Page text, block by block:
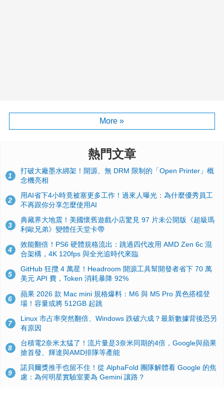
More »
熱門文章
1
打破大廠墨水綁架！開源、無 DRM 限制的「Open Printer」概
念機亮相
2
用AI省下4小時竟被塞更多工作！過來人曝光：為什麼優秀員工
不再跟你分享怎麼使用AI
3
典藏界大地震！美國懷舊遊戲小店驚見 97 片未公開版《超級瑪
利歐兄弟》變體任天堂卡帶
4
效能翻倍！PS6 硬體規格流出：跳過四代改用 AMD Zen 6c 混
合架構，4K 120fps 與全光追時代來臨
5
GitHub 狂攬 4 萬星！Headroom 開源工具幫開發者省下 70 萬
美元 API 費，Token 消耗暴降 92%
6
蘋果 2026 款 Mac mini 規格爆料：M6 與 M5 Pro 異色搭檔登
場！容量或將 512GB 起跳
7
Linux 市占率突然翻倍、Windows 跌破六成？最新數據背後恐另
有原因
8
台積電2奈米太猛了！流片量是3奈米同期的4倍，Google與蘋果
搶首發、輝達與AMD排隊等產能
9
諾貝爾獎推手也留不住！從 AlphaFold 團隊解體看 Google 的焦
慮：為何明星實驗室要為 Gemini 讓路？